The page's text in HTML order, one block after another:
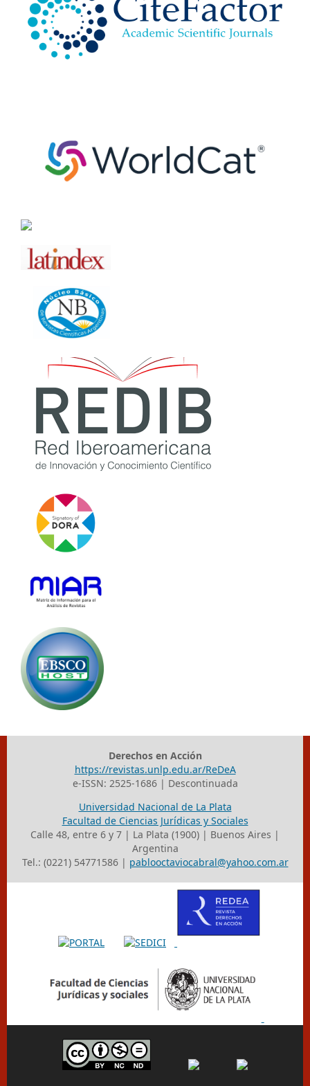
Derechos en Acción
https://revistas.unlp.edu.ar/ReDeA
e-ISSN: 2525-1686 | Descontinuada
Universidad Nacional de La Plata
Facultad de Ciencias Jurídicas y Sociales
Calle 48, entre 6 y 7 | La Plata (1900) | Buenos Aires |
Argentina
Tel.: (0221) 54771586 | pablooctaviocabral@yahoo.com.ar